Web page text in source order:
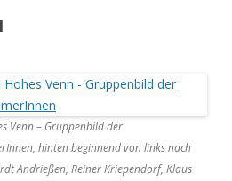
Venn – Gruppenbild der
hinten beginnend von links nach
Andrießen, Reiner Kriependorf, Klaus